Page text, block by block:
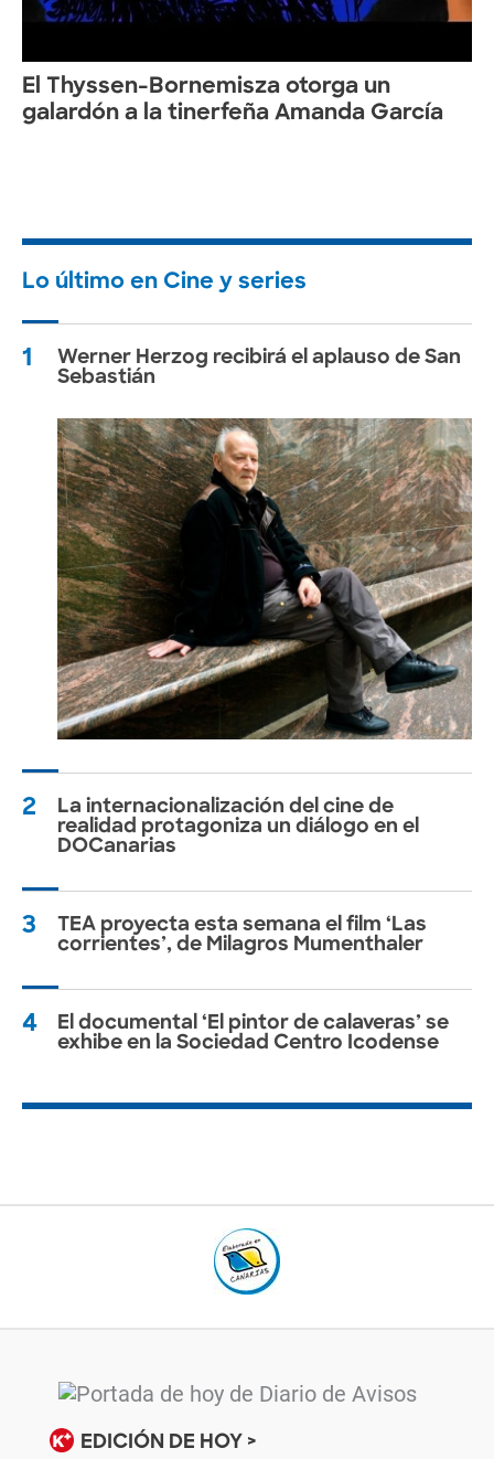
El Thyssen-Bornemisza otorga un
galardón a la tinerfeña Amanda García
Lo último en Cine y series
1
Werner Herzog recibirá el aplauso de San
Sebastián
2
La internacionalización del cine de
realidad protagoniza un diálogo en el
DOCanarias
3
TEA proyecta esta semana el film ‘Las
corrientes’, de Milagros Mumenthaler
4
El documental ‘El pintor de calaveras’ se
exhibe en la Sociedad Centro Icodense
EDICIÓN DE HOY >